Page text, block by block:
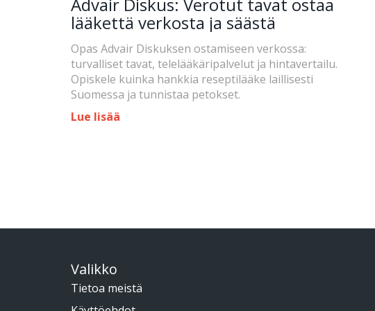
lääkettä verkosta ja säästä
Opas Advair Diskuksen ostamiseen verkossa:
turvalliset tavat, telelääkäripalvelut ja hintavertailu.
Opiskele kuinka hankkia reseptilääke laillisesti
Suomessa ja tunnistaa petokset.
Lue lisää
Valikko
Tietoa meistä